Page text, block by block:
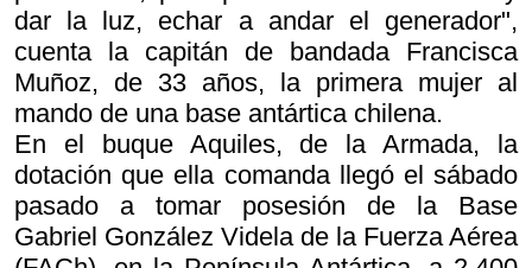
dar la luz, echar a andar el generador",
cuenta la capitán de bandada Francisca
Muñoz, de 33 años, la primera mujer al
mando de una base antártica chilena.
En el buque Aquiles, de la Armada, la
dotación que ella comanda llegó el sábado
pasado a tomar posesión de la Base
Gabriel González Videla de la Fuerza Aérea